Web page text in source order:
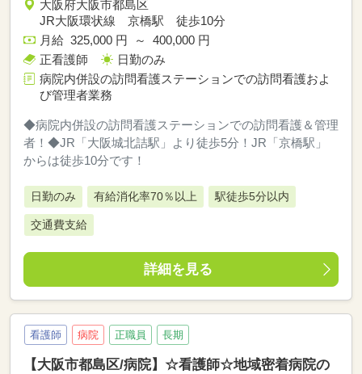
大阪府大阪市都島区
JR大阪環状線 京橋駅 徒歩10分
月給 325,000 円 ～ 400,000 円
正看護師
日勤のみ
病院内併設の訪問看護ステーションでの訪問看護およ
び管理者業務
◆病院内併設の訪問看護ステーションでの訪問看護＆管理
者！◆JR「大阪城北詰駅」より徒歩5分！JR「京橋駅」
からは徒歩10分です！
日勤のみ 有給消化率70％以上 駅徒歩5分以内
交通費支給
詳細を見る
看護師 病院 正職員 長期
【大阪市都島区/病院】☆看護師☆地域密着病院の